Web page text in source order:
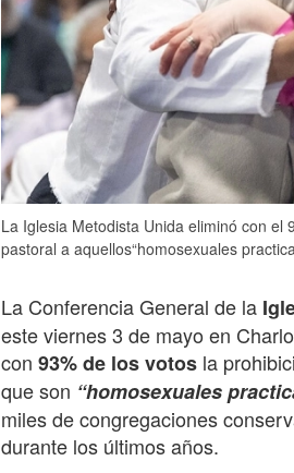
La Iglesia Metodista Unida eliminó con el
pastoral a aquellos“homosexuales
La Conferencia General de la
este viernes 3 de mayo en
con 93% de los votos la
que son “homosexuales
miles de congregaciones
durante los últimos años.